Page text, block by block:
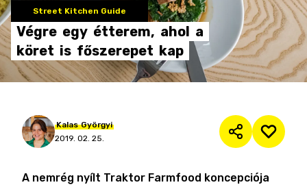
Street Kitchen Guide
Végre egy étterem, ahol a
köret is főszerepet kap
Kalas Györgyi
2019. 02. 25.
A nemrég nyílt Traktor Farmfood koncepciója